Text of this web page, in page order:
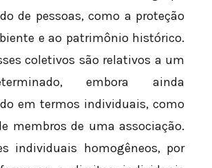
de pessoas, como a proteção
e ao patrimônio histórico.
coletivos são relativos a um
embora ainda
em termos individuais, como
membros de uma associação.
individuais homogêneos, por